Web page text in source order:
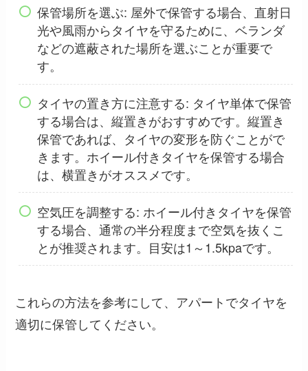
保管場所を選ぶ: 屋外で保管する場合、直射日
光や風雨からタイヤを守るために、ベランダ
などの遮蔽された場所を選ぶことが重要で
す。
タイヤの置き方に注意する: タイヤ単体で保管
する場合は、縦置きがおすすめです。縦置き
保管であれば、タイヤの変形を防ぐことがで
きます。ホイール付きタイヤを保管する場合
は、横置きがオススメです。
空気圧を調整する: ホイール付きタイヤを保管
する場合、通常の半分程度まで空気を抜くこ
とが推奨されます。目安は1～1.5kpaです。
これらの方法を参考にして、アパートでタイヤを
適切に保管してください。